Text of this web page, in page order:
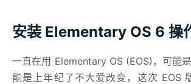
安装 Elementary OS 6 操
一直在用 Elementary OS (EOS)，可能
能是上年纪了不大爱改变，这次 EOS